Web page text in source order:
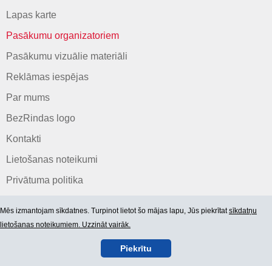
Lapas karte
Pasākumu organizatoriem
Pasākumu vizuālie materiāli
Reklāmas iespējas
Par mums
BezRindas logo
Kontakti
Lietošanas noteikumi
Privātuma politika
Mēs izmantojam sīkdatnes. Turpinot lietot šo mājas lapu, Jūs piekrītatsīkdatņu
lietošanas noteikumiem. Uzzināt vairāk.
Piekrītu